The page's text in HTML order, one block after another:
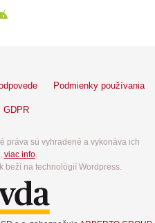
Podmienky používania
GDPR
práva sú vyhradené a vykonáva ich
viac info.
beží na technológií Wordpress.